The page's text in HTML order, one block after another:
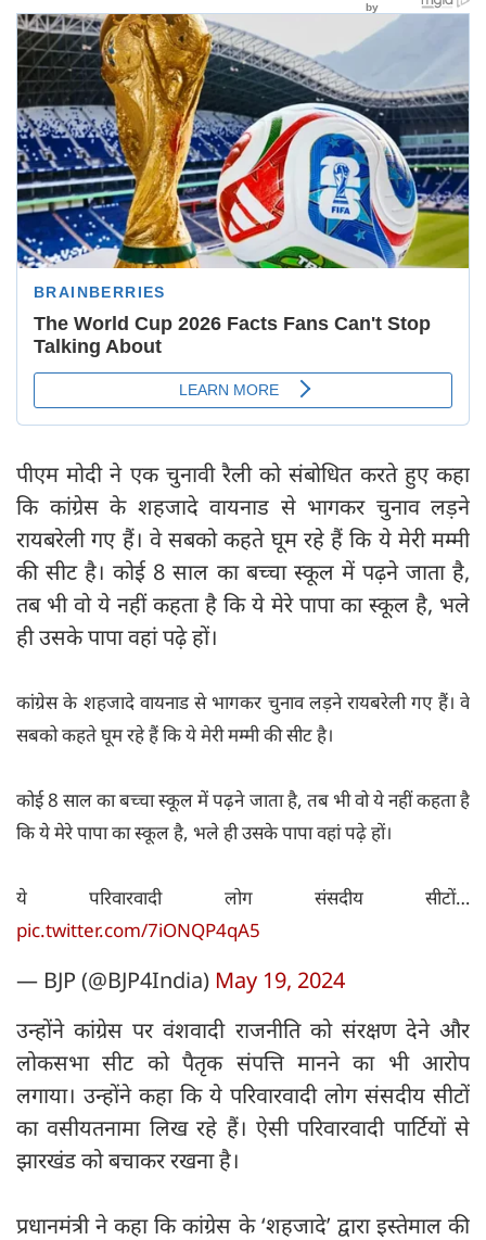
पीएम मोदी ने एक चुनावी रैली को संबोधित करते हुए कहा
कि कांग्रेस के शहजादे वायनाड से भागकर चुनाव लड़ने
रायबरेली गए हैं। वे सबको कहते घूम रहे हैं कि ये मेरी मम्मी
की सीट है। कोई 8 साल का बच्चा स्कूल में पढ़ने जाता है,
तब भी वो ये नहीं कहता है कि ये मेरे पापा का स्कूल है, भले
ही उसके पापा वहां पढ़े हों।
कांग्रेस के शहजादे वायनाड से भागकर चुनाव लड़ने रायबरेली गए हैं। वे
सबको कहते घूम रहे हैं कि ये मेरी मम्मी की सीट है।
कोई 8 साल का बच्चा स्कूल में पढ़ने जाता है, तब भी वो ये नहीं कहता है
कि ये मेरे पापा का स्कूल है, भले ही उसके पापा वहां पढ़े हों।
ये परिवारवादी लोग संसदीय सीटों…
pic.twitter.com/7iONQP4qA5
— BJP (@BJP4India) May 19, 2024
उन्होंने कांग्रेस पर वंशवादी राजनीति को संरक्षण देने और
लोकसभा सीट को पैतृक संपत्ति मानने का भी आरोप
लगाया। उन्होंने कहा कि ये परिवारवादी लोग संसदीय सीटों
का वसीयतनामा लिख रहे हैं। ऐसी परिवारवादी पार्टियों से
झारखंड को बचाकर रखना है।
प्रधानमंत्री ने कहा कि कांग्रेस के ‘शहजादे’ द्वारा इस्तेमाल की